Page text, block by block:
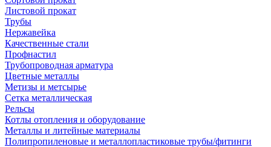
Листовой прокат
Трубы
Нержавейка
Качественные стали
Профнастил
Трубопроводная арматура
Цветные металлы
Метизы и метсырье
Сетка металлическая
Рельсы
Котлы отопления и оборудование
Металлы и литейные материалы
Полипропиленовые и металлопластиковые трубы/фитинги